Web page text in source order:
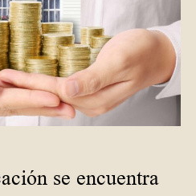
se encuentra